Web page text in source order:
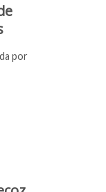
por